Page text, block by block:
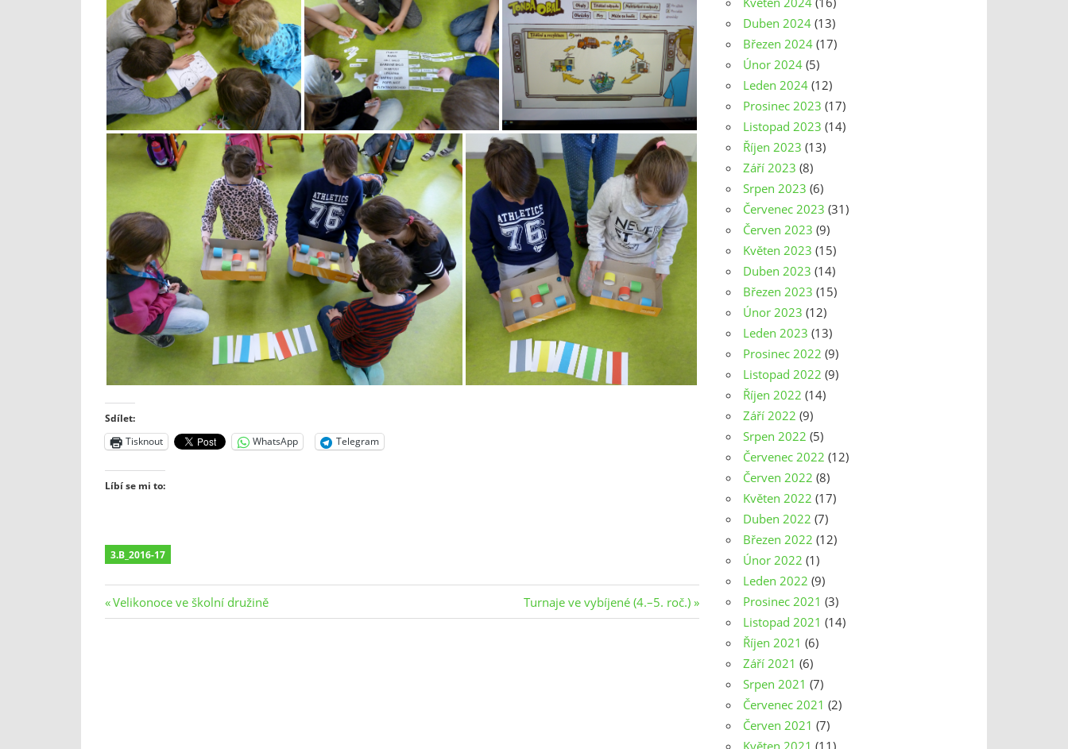
Sdílet:
Tisknout
WhatsApp Telegram
Líbí se mi to:
3.B_2016-17
Navigace
Previous
Post:
Velikonoce ve školní družině
Next
Post:
Turnaje ve vybíjené (4.–5. roč.)
Duben 2024 (13)
Březen 2024 (17)
Únor 2024 (5)
Leden 2024 (12)
Prosinec 2023 (17)
Listopad 2023 (14)
Říjen 2023 (13)
Září 2023 (8)
Srpen 2023 (6)
Červenec 2023 (31)
Červen 2023 (9)
Květen 2023 (15)
Duben 2023 (14)
Březen 2023 (15)
Únor 2023 (12)
Leden 2023 (13)
Prosinec 2022 (9)
Listopad 2022 (9)
Říjen 2022 (14)
Září 2022 (9)
Srpen 2022 (5)
Červenec 2022 (12)
Červen 2022 (8)
Květen 2022 (17)
Duben 2022 (7)
Březen 2022 (12)
Únor 2022 (1)
Leden 2022 (9)
Prosinec 2021 (3)
Listopad 2021 (14)
Říjen 2021 (6)
Září 2021 (6)
Srpen 2021 (7)
Červenec 2021 (2)
Červen 2021 (7)